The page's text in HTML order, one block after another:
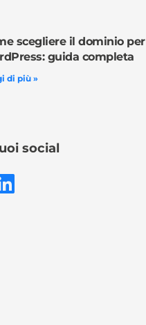
scegliere il dominio per
guida completa
di più »
social